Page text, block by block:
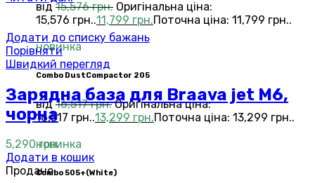
від 15,576грн. Оригінальна ціна:
15,576 грн..11,799 грн.Поточна ціна: 11,799 грн..
новинка
Combo DustCompactor 205
від16,517грн. Оригінальна ціна:
16,517 грн..13,299 грн.Поточна ціна: 13,299 грн..
новинка
Сombo 505+(White)
Додати до списку бажань
Порівняти
Швидкий перегляд
Зарядна база для Braava jet M6,
чорна
5,290грн.
Додати в кошик
Продано